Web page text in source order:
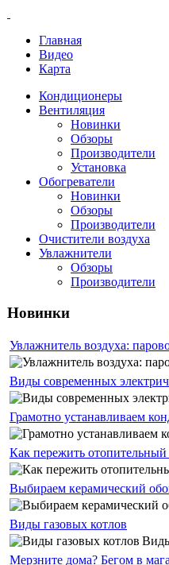
Главная
Видео
Карта
Кондиционеры
Вентиляция
Новинки
Обзоры
Производители
Установка
Обогреватели
Новинки
Обзоры
Производители
Очистители воздуха
Увлажнители
Обзоры
Производители
Новинки
Увлажнитель воздуха:
Виды современных
Грамотно устанавливаем
Как пережить
Выбираем керамический
Виды газовых котлов
Мерзните дома? Бегом в